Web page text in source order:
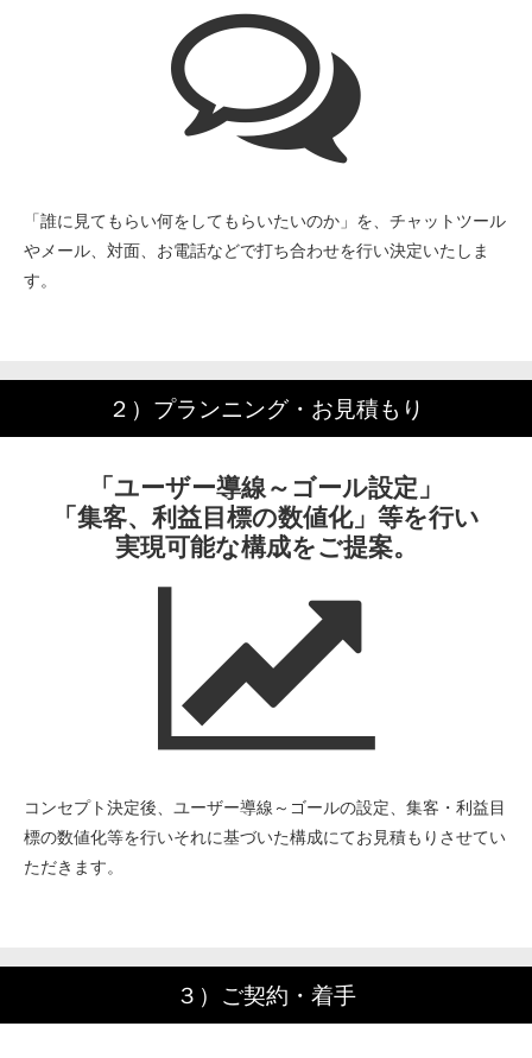
「誰に見てもらい何をしてもらいたいのか」を、チャットツール
やメール、対面、お電話などで打ち合わせを行い決定いたしま
す。
２）プランニング・お見積もり
「ユーザー導線～ゴール設定」
「集客、利益目標の数値化」等を行い
実現可能な構成をご提案。
コンセプト決定後、ユーザー導線～ゴールの設定、集客・利益目
標の数値化等を行いそれに基づいた構成にてお見積もりさせてい
ただきます。
３）ご契約・着手